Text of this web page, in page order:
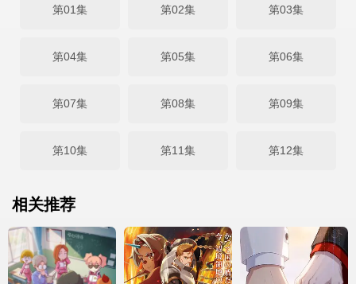
第01集 第02集 第03集
第04集 第05集 第06集
第07集 第08集 第09集
第10集 第11集 第12集
相关推荐